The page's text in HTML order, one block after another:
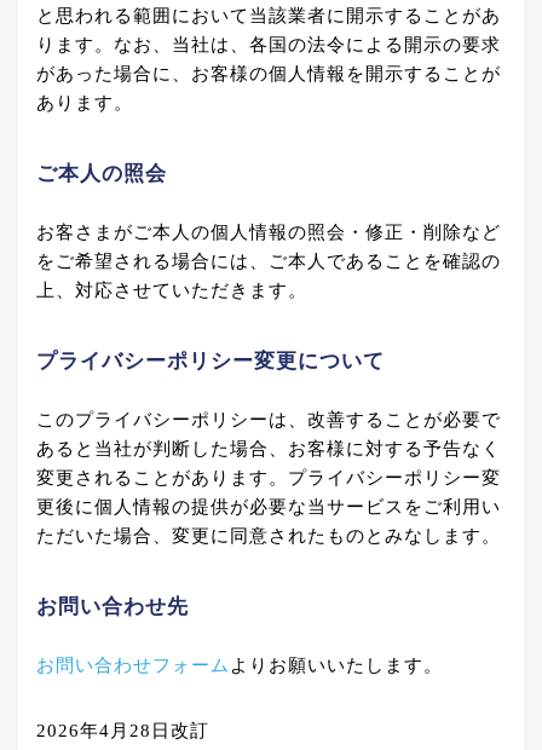
と思われる範囲において当該業者に開示することがあ
ります。なお、当社は、各国の法令による開示の要求
があった場合に、お客様の個人情報を開示することが
あります。
ご本人の照会
お客さまがご本人の個人情報の照会・修正・削除など
をご希望される場合には、ご本人であることを確認の
上、対応させていただきます。
プライバシーポリシー変更について
このプライバシーポリシーは、改善することが必要で
あると当社が判断した場合、お客様に対する予告なく
変更されることがあります。プライバシーポリシー変
更後に個人情報の提供が必要な当サービスをご利用い
ただいた場合、変更に同意されたものとみなします。
お問い合わせ先
お問い合わせフォーム よりお願いいたします。
2026年4月28日改訂